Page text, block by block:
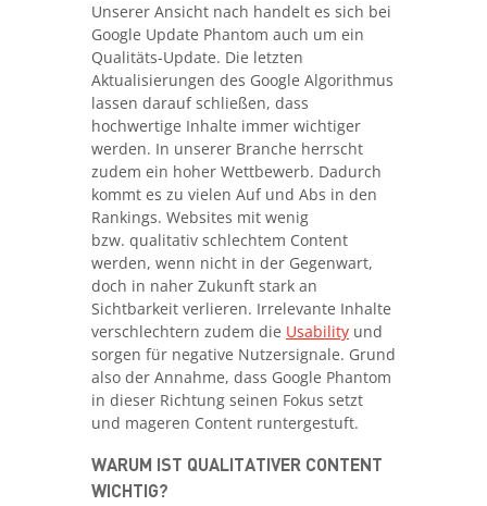
Unserer Ansicht nach handelt es sich bei
Google Update Phantom auch um ein
Qualitäts-Update. Die letzten
Aktualisierungen des Google Algorithmus
lassen darauf schließen, dass
hochwertige Inhalte immer wichtiger
werden. In unserer Branche herrscht
zudem ein hoher Wettbewerb. Dadurch
kommt es zu vielen Auf und Abs in den
Rankings. Websites mit wenig
bzw. qualitativ schlechtem Content
werden, wenn nicht in der Gegenwart,
doch in naher Zukunft stark an
Sichtbarkeit verlieren. Irrelevante Inhalte
verschlechtern zudem die Usability und
sorgen für negative Nutzersignale. Grund
also der Annahme, dass Google Phantom
in dieser Richtung seinen Fokus setzt
und mageren Content runtergestuft.
WARUM IST QUALITATIVER CONTENT
WICHTIG?